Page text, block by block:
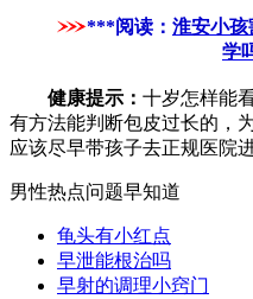
***阅读： 淮安小孩
学
健康提示： 十岁怎样能
有方法能判断包皮过长的，
应该尽早带孩子去正规医院
男性热点问题早知道
龟头有小红点
早泄能根治吗
早射的调理小窍门